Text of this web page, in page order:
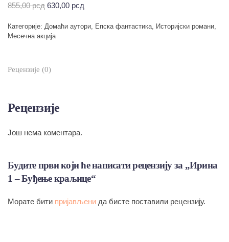
855,00рсд Оригинална
је
била:
630,00 рсд
је:
Категорије: Домаћи аутори, Епска фантастика, Историјски романи,
Месечна акција
Рецензије (0)
Рецензије
Још нема коментара.
Будите први који ће написати рецензију за „Ирина
1 – Буђење краљице“
Морате бити пријављени да бисте поставили рецензију.